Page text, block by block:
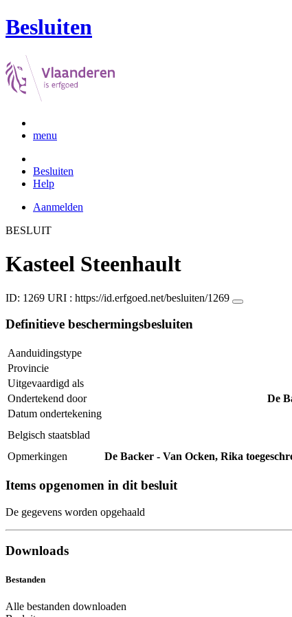
Besluiten
menu
Besluiten
Help
Aanmelden
BESLUIT
Kasteel Steenhault
ID: 1269 URI : https://id.erfgoed.net/besluiten/1269
Definitieve beschermingsbesluiten
Aanduidingstype
Provincie
Uitgevaardigd als
Ondertekend door
De
Datum ondertekening
Belgisch staatsblad
Opmerkingen
De Backer - Van Ocken, Rika
Items opgenomen in dit besluit
De gegevens worden opgehaald
Downloads
Bestanden
Alle bestanden downloaden